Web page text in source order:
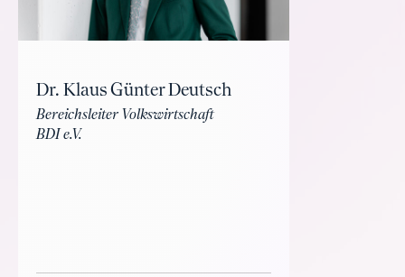
Dr. Klaus Günter Deutsch
Bereichsleiter Volkswirtschaft
BDI e.V.